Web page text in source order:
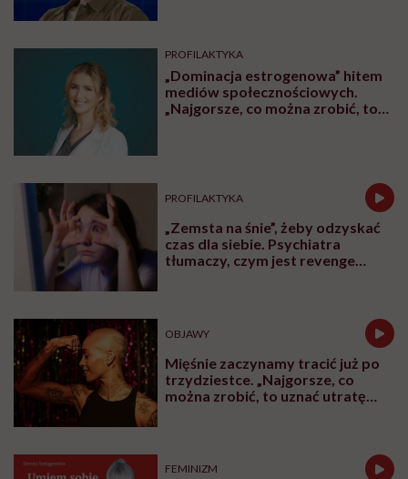
PROFILAKTYKA
„Dominacja estrogenowa” hitem
mediów społecznościowych.
„Najgorsze, co można zrobić, to
PROFILAKTYKA
„Zemsta na śnie”, żeby odzyskać
czas dla siebie. Psychiatra
tłumaczy, czym jest revenge
OBJAWY
Mięśnie zaczynamy tracić już po
trzydziestce. „Najgorsze, co
można zrobić, to uznać utratę
FEMINIZM